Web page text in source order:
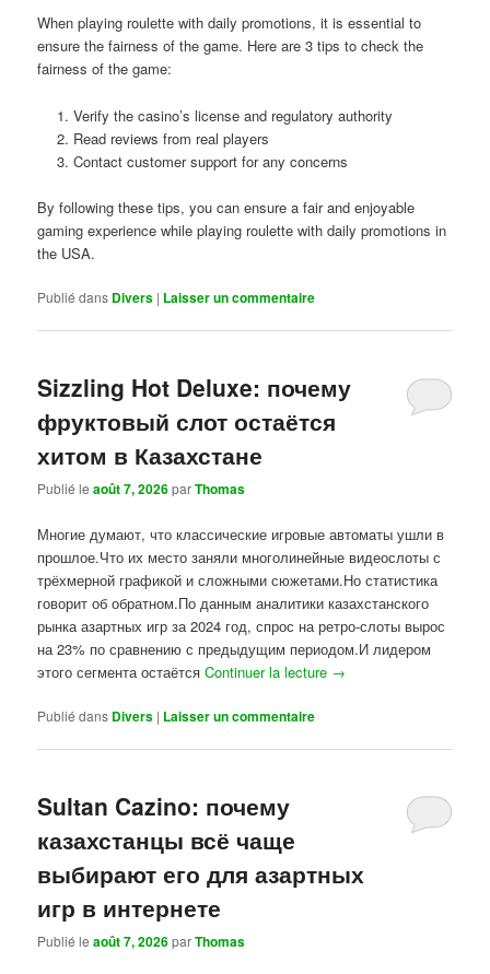
When playing roulette with daily promotions, it is essential to
ensure the fairness of the game. Here are 3 tips to check the
fairness of the game:
Verify the casino’s license and regulatory authority
Read reviews from real players
Contact customer support for any concerns
By following these tips, you can ensure a fair and enjoyable
gaming experience while playing roulette with daily promotions in
the USA.
Publié dans Divers | Laisser un commentaire
Sizzling Hot Deluxe: почему
фруктовый слот остаётся
хитом в Казахстане
Publié leaoût 7, 2026parThomas
Многие думают, что классические игровые автоматы ушли в
прошлое.Что их место заняли многолинейные видеослоты с
трёхмерной графикой и сложными сюжетами.Но статистика
говорит об обратном.По данным аналитики казахстанского
рынка азартных игр за 2024 год, спрос на ретро-слоты вырос
на 23% по сравнению с предыдущим периодом.И лидером
этого сегмента остаётсяContinuer la lecture →
Publié dans Divers | Laisser un commentaire
Sultan Cazino: почему
казахстанцы всё чаще
выбирают его для азартных
игр в интернете
Publié leaoût 7, 2026parThomas